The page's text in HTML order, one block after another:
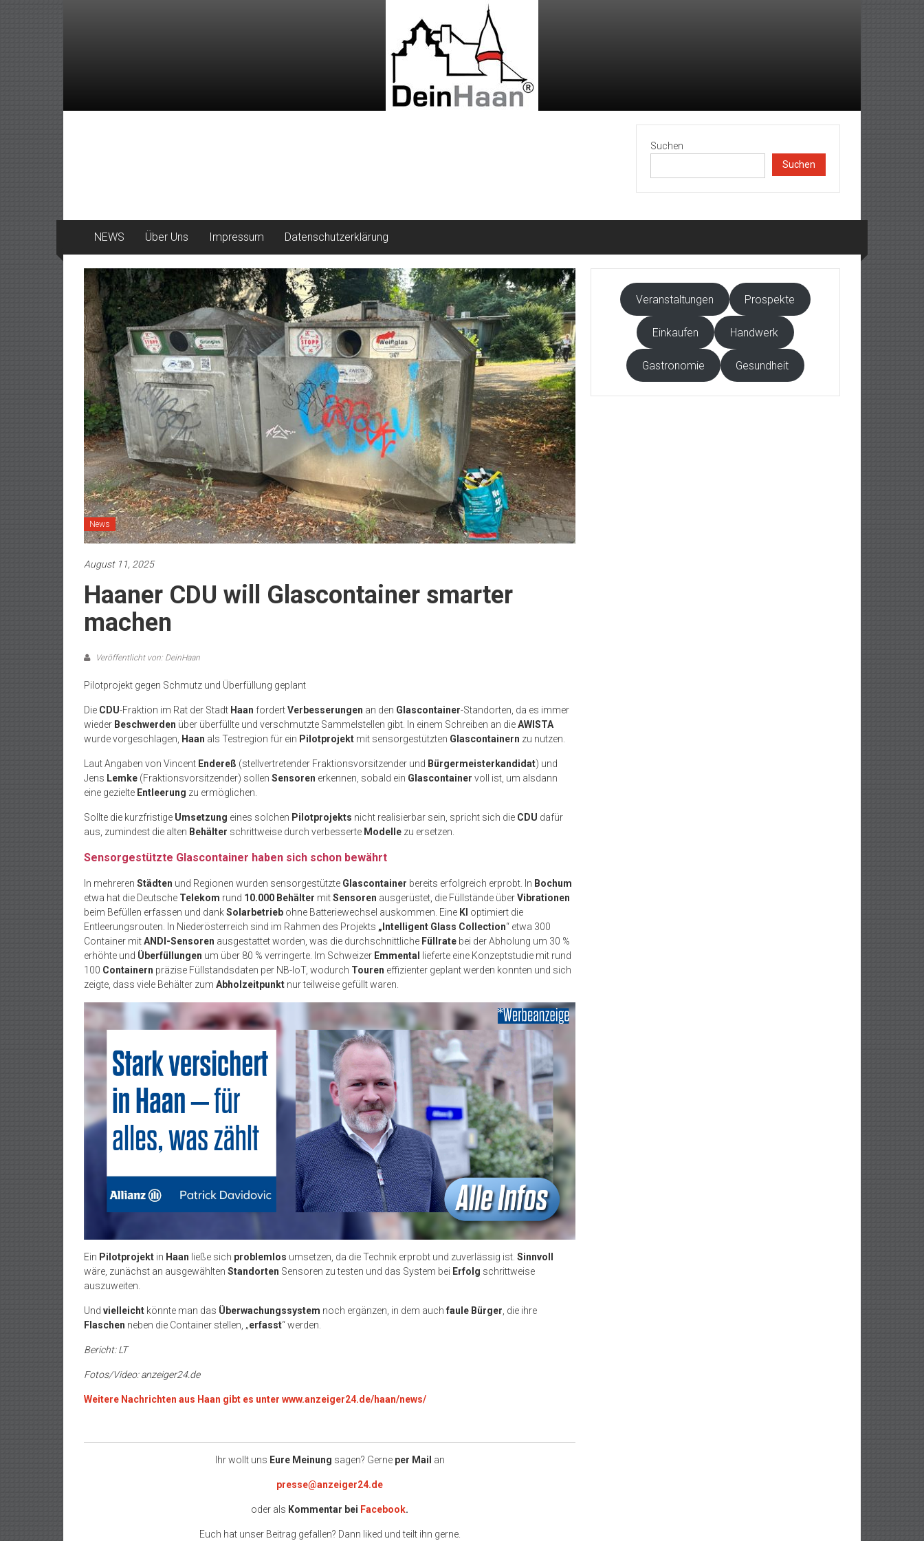
Suchen
Suchen
NEWS Über Uns Impressum Datenschutzerklärung
News
August 11, 2025
Haaner CDU will Glascontainer smarter
machen
Veröffentlicht von: DeinHaan
Pilotprojekt gegen Schmutz und Überfüllung geplant
Die CDU-Fraktion im Rat der Stadt Haan fordertVerbesserungen an den Glascontainer-Standorten, da es immer
wieder Beschwerden über überfüllte und verschmutzte Sammelstellen gibt. In einem Schreiben an dieAWISTA
wurde vorgeschlagen,
Haan als Testregion für ein Pilotprojekt mit sensorgestützten Glascontainern zu nutzen.
Laut Angaben von Vincent Endereß (stellvertretender Fraktionsvorsitzender und Bürgermeisterkandidat) und
Jens Lemke (Fraktionsvorsitzender) sollen Sensoren erkennen, sobald ein Glascontainer voll ist, um alsdann
eine gezielte Entleerung zu ermöglichen.
Sollte die kurzfristige Umsetzung eines solchen Pilotprojekts nicht realisierbar sein, spricht sich die CDU dafür
aus, zumindest die alten Behälter schrittweise durch verbesserte Modelle zu ersetzen.
Sensorgestützte Glascontainer haben sich schon bewährt
In mehreren Städten und Regionen wurden sensorgestützte Glascontainer bereits erfolgreich erprobt. In Bochum
etwa hat die Deutsche Telekom rund 10.000 Behälter mitSensoren ausgerüstet, die Füllstände überVibrationen
beim Befüllen erfassen und dankSolarbetrieb ohne Batteriewechsel auskommen. Eine KI optimiert die
Entleerungsrouten. In Niederösterreich sind im Rahmen des Projekts „Intelligent Glass Collection“ etwa 300
Container mitANDI-Sensoren ausgestattet worden, was die durchschnittliche Füllrate bei der Abholung um 30 %
erhöhte und Überfüllungen um über 80 % verringerte. Im Schweizer Emmental
lieferte eine Konzeptstudie mit rund
100 Containern präzise Füllstandsdaten per NB-IoT, wodurch Touren effizienter geplant werden konnten und sich
zeigte, dass viele Behälter zum Abholzeitpunkt nur teilweise gefüllt waren.
Ein Pilotprojekt in Haan ließe sich problemlos umsetzen, da die Technik erprobt und zuverlässig ist. Sinnvoll
wäre, zunächst an ausgewählten Standorten Sensoren zu testen und das System bei Erfolg schrittweise
auszuweiten.
Und vielleicht könnte man das Überwachungssystem noch ergänzen, in dem auch faule Bürger, die ihre
Flaschen neben die Container stellen, „erfasst“ werden.
Bericht: LT
Fotos/Video: anzeiger24.de
Weitere Nachrichten aus Haan gibt es unter www.anzeiger24.de/haan/news/
Ihr wollt uns Eure Meinung sagen? Gerneper Mail an
presse@anzeiger24.de
oder als Kommentar bei Facebook.
Euch hat unser Beitrag gefallen? Dann liked und teilt ihn gerne.
Veranstaltungen Prospekte
Einkaufen Handwerk
Gastronomie Gesundheit